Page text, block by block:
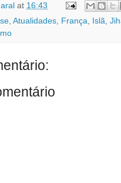
at 16:43
, Atualidades, França, Islã,